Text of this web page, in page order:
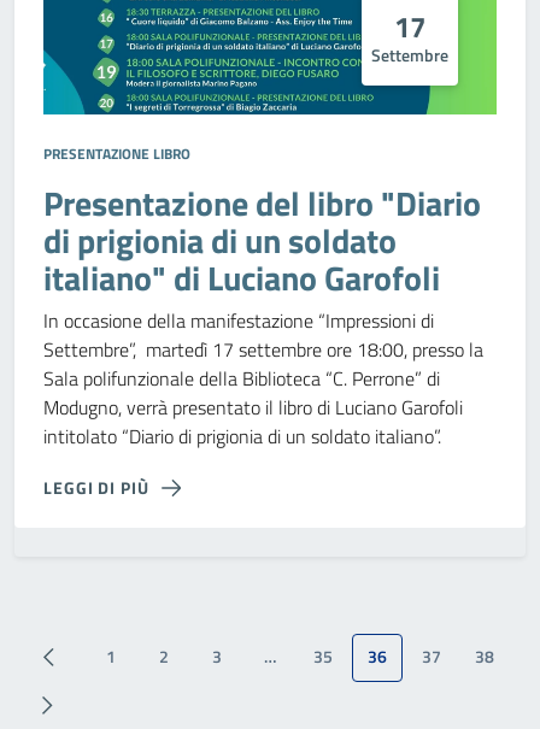
17
Settembre
PRESENTAZIONE LIBRO
Presentazione del libro "Diario
di prigionia di un soldato
italiano" di Luciano Garofoli
In occasione della manifestazione “Impressioni di
Settembre”, martedì 17 settembre ore 18:00, presso la
Sala polifunzionale della Biblioteca “C. Perrone” di
Modugno, verrà presentato il libro di Luciano Garofoli
intitolato “Diario di prigionia di un soldato italiano”.
LEGGI DI PIÙ
1 2 3 … 35 36 37 38